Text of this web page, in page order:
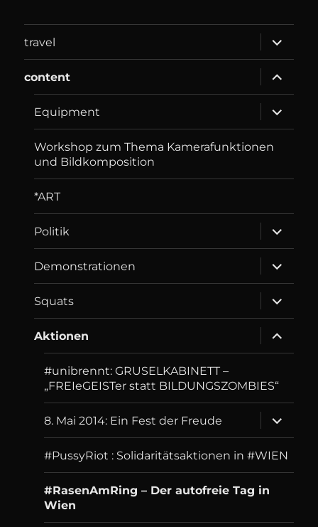
travel
expand
child
menu
content
expand
child
menu
Equip­ment
expand
child
menu
Workshop zum Thema Kamerafunktionen
und Bildkomposition
*ART
Politik
expand
child
menu
Demonstrationen
expand
child
menu
Squats
expand
child
menu
Aktionen
expand
child
menu
#unibrennt: GRUSELKABINETT –
„FREIeGEISTer statt BILDUNGSZOMBIES“
8. Mai 2014: Ein Fest der Freude
expand
child
menu
#PussyRiot : Solidaritätsaktionen in #WIEN
#RasenAmRing – Der autofreie Tag in
Wien